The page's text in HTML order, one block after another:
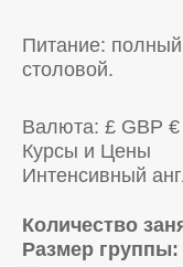
Питание:
столовой.
Валюта: £ GBP
Курсы и Цены
Интенсивный
Количество
Размер группы: